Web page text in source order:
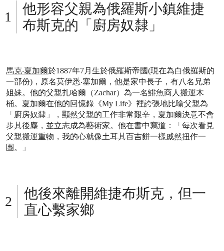
他形容父親為俄羅斯小鎮維捷
布斯克的「廚房奴隸」
馬克‧夏加爾於1887年7月生於俄羅斯帝國(現在為白俄羅斯的
一部份)，原名莫伊悉‧塞加爾，他是家中長子，有八名兄弟
姐妹。他的父親扎哈爾（Zachar）為一名鯡魚商人搬運木
桶。夏加爾在他的回憶錄《My Life》裡誇張地比喻父親為
「廚房奴隸」，顯然父親的工作非常艱辛，夏加爾決意不會
步其後塵，並立志成為藝術家。他在書中寫道：「每次看見
父親搬運重物，我的心就像土耳其百吉餅一樣戚然扭作一
團。」
他後來離開維捷布斯克，但一
直心繫家鄉